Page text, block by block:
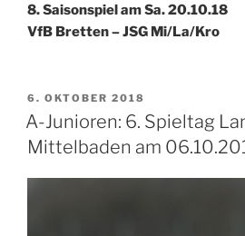
8. Saisonspiel am Sa. 20.10.18
VfB Bretten – JSG Mi/La/Kro
VERÖFFENTLICHT
AM
6. OKTOBER 2018
A-Junioren: 6. Spieltag
Mittelbaden am